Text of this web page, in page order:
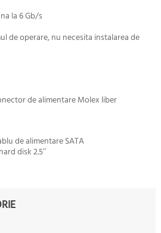
la 6 Gb/s
de operare, nu necesita instalarea de
de alimentare Molex liber
de alimentare SATA
disk 2.5″